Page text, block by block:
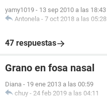
yamy1019 - 13 sep 2010 a las 18:43
Antonela - 7 oct 2018 a las 05:28
47 respuestas
Grano en fosa nasal
Diana - 19 ene 2013 a las 00:59
chuy - 24 feb 2019 a las 04:11